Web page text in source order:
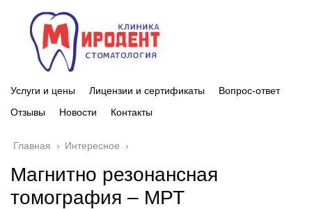
Услуги и цены Лицензии и сертификаты
Вопрос-ответ
Отзывы
Новости Контакты
Главная › Интересное ›
Магнитно резонансная
томография – МРТ